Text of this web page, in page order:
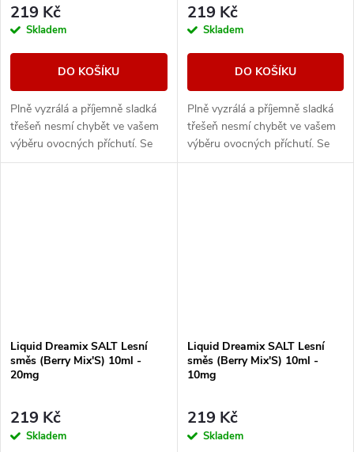
219 Kč
Skladem
DO KOŠÍKU
Plně vyzrálá a příjemně sladká
třešeň nesmí chybět ve vašem
výběru ovocných příchutí. Se
svou věrnou chutí se snadno
219 Kč
Skladem
DO KOŠÍKU
Plně vyzrálá a příjemně sladká
třešeň nesmí chybět ve vašem
výběru ovocných příchutí. Se
svou věrnou chutí se snadno
Liquid Dreamix SALT Lesní
směs (Berry Mix'S) 10ml -
20mg
219 Kč
Skladem
Liquid Dreamix SALT Lesní
směs (Berry Mix'S) 10ml -
10mg
219 Kč
Skladem